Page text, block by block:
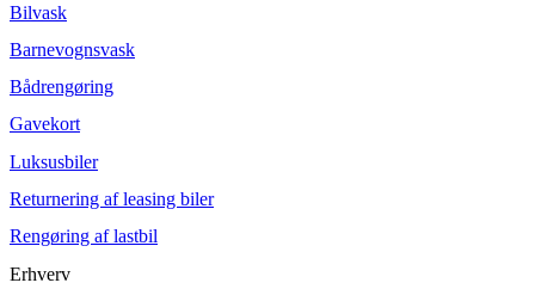
Bilvask
Barnevognsvask
Bådrengøring
Gavekort
Luksusbiler
Returnering af leasing biler
Rengøring af lastbil
Erhverv